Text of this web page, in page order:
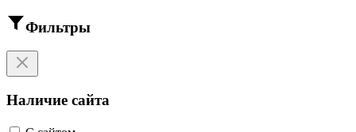
Фильтры
Наличие сайта